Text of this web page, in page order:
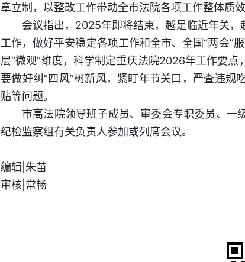
章立制，以整改工作带动全市法院各项工作整体质效
会议指出，2025年即将结束，越是临近年关
工作，做好平安稳定各项工作和全市、全国“两会”
层“微观”维度，科学制定重庆法院2026年工作要
要做好纠“四风”树新风，紧盯年节关口，严查违
贴等问题。
市高法院领导班子成员、审委会专职委员、一
纪检监察组有关负责人参加或列席会议。
编辑|朱苗
审核|常畅